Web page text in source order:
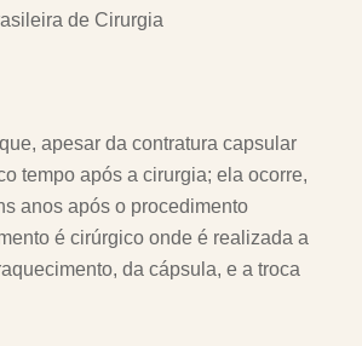
de Cirurgia
apesar da contratura capsular
tempo após a cirurgia; ela ocorre,
anos após o procedimento
é cirúrgico onde é realizada a
da cápsula, e a troca